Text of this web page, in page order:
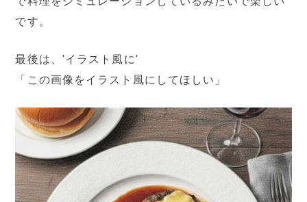
です。
最後は、'イラスト風に'
「この画像をイラスト風にしてほしい」